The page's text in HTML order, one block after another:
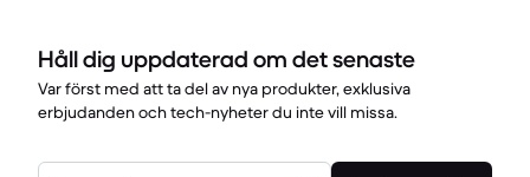
Håll dig uppdaterad om det senaste
Var först med att ta del av nya produkter, exklusiva
erbjudanden och tech-nyheter du inte vill missa.